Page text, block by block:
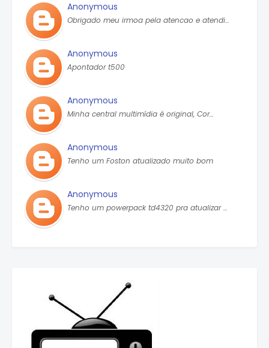
Anonymous
Obrigado meu irmoa pela atencao e atendi…
Anonymous
Apontador t500
Anonymous
Minha central multimídia é original, Cor…
Anonymous
Tenho um Foston atualizado muito bom
Anonymous
Tenho um powerpack td4320 pra atualizar …